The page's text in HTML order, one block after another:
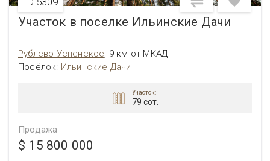
Участок в поселке Ильинские Дачи
Рублево-Успенское, 9 км от МКАД
Посёлок: Ильинские Дачи
Участок:
79 сот.
Продажа
$ 15 800 000